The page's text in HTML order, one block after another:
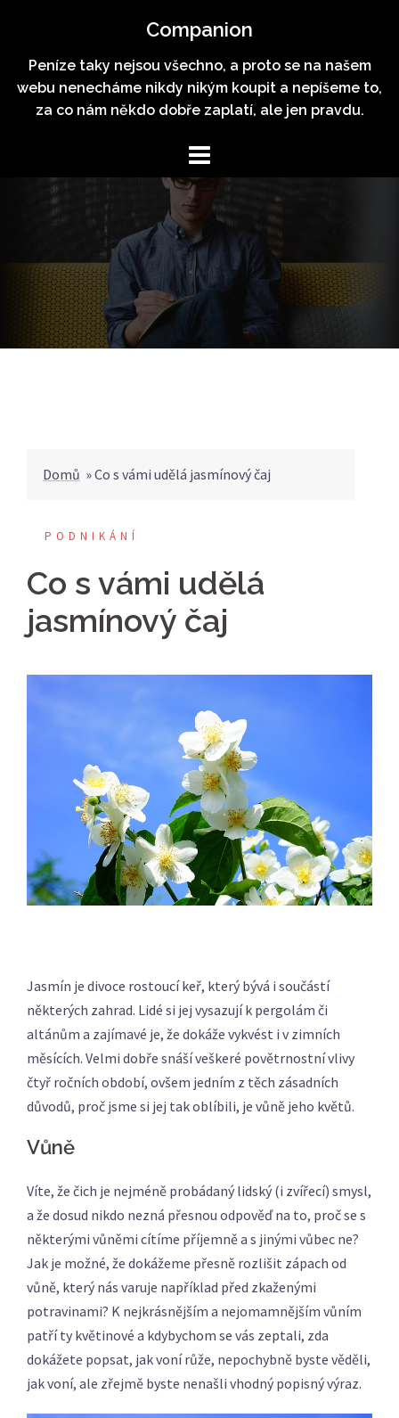
content
Companion
Peníze taky nejsou všechno, a proto se na našem
webu nenecháme nikdy nikým koupit a nepíšeme to,
za co nám někdo dobře zaplatí, ale jen pravdu.
Domů »Co s vámi udělá jasmínový čaj
PODNIKÁNÍ
Co s vámi udělá
jasmínový čaj
Jasmín je divoce rostoucí keř, který bývá i součástí
některých zahrad. Lidé si jej vysazují k pergolám či
altánům a zajímavé je, že dokáže vykvést i v zimních
měsících. Velmi dobře snáší veškeré povětrnostní vlivy
čtyř ročních období, ovšem jedním z těch zásadních
důvodů, proč jsme si jej tak oblíbili, je vůně jeho květů.
Vůně
Víte, že čich je nejméně probádaný lidský (i zvířecí) smysl,
a že dosud nikdo nezná přesnou odpověď na to, proč se s
některými vůněmi cítíme příjemně a s jinými vůbec ne?
Jak je možné, že dokážeme přesně rozlišit zápach od
vůně, který nás varuje například před zkaženými
potravinami? K nejkrásnějším a nejomamnějším vůním
patří ty květinové a kdybychom se vás zeptali, zda
dokážete popsat, jak voní růže, nepochybně byste věděli,
jak voní, ale zřejmě byste nenašli vhodný popisný výraz.